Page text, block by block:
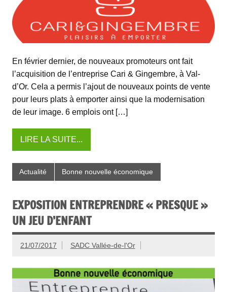
En février dernier, de nouveaux promoteurs ont fait
l’acquisition de l’entreprise Cari & Gingembre, à Val-
d’Or. Cela a permis l’ajout de nouveaux points de vente
pour leurs plats à emporter ainsi que la modernisation
de leur image. 6 emplois ont […]
LIRE LA SUITE...
Actualité Bonne nouvelle économique
EXPOSITION ENTREPRENDRE « PRESQUE »
UN JEU D’ENFANT
21/07/2017 SADC Vallée-de-l'Or